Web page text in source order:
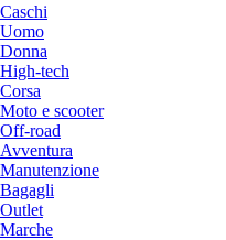
Caschi
Uomo
Donna
High-tech
Corsa
Moto e scooter
Off-road
Avventura
Manutenzione
Bagagli
Outlet
Marche